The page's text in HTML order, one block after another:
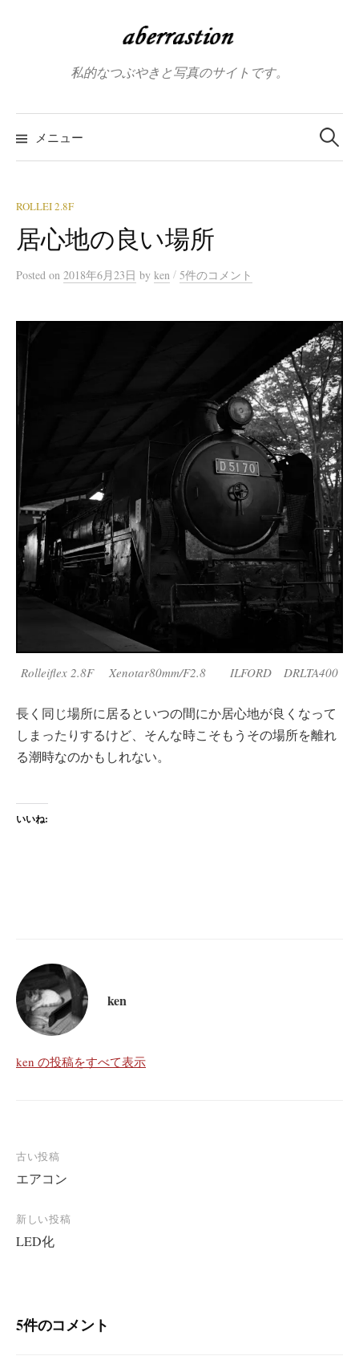
へ
ス
キ
プ
私的なつぶやきと写真のサイトです。
メニュー
検
索:
ROLLEI 2.8F
居心地の良い場所
Posted on 2018年6月23日 by ken / 5件のコメント
Rolleiflex 2.8F Xenotar80mm/F2.8 ILFORD DRLTA400
長く同じ場所に居るといつの間にか居心地が良くなって
しまったりするけど、そんな時こそもうその場所を離れ
る潮時なのかもしれない。
いいね:
ken
ken の投稿をすべて表示
投
稿
ナ
ビ
ョ
古い投稿
エアコン
新しい投稿
LED化
5件のコメント